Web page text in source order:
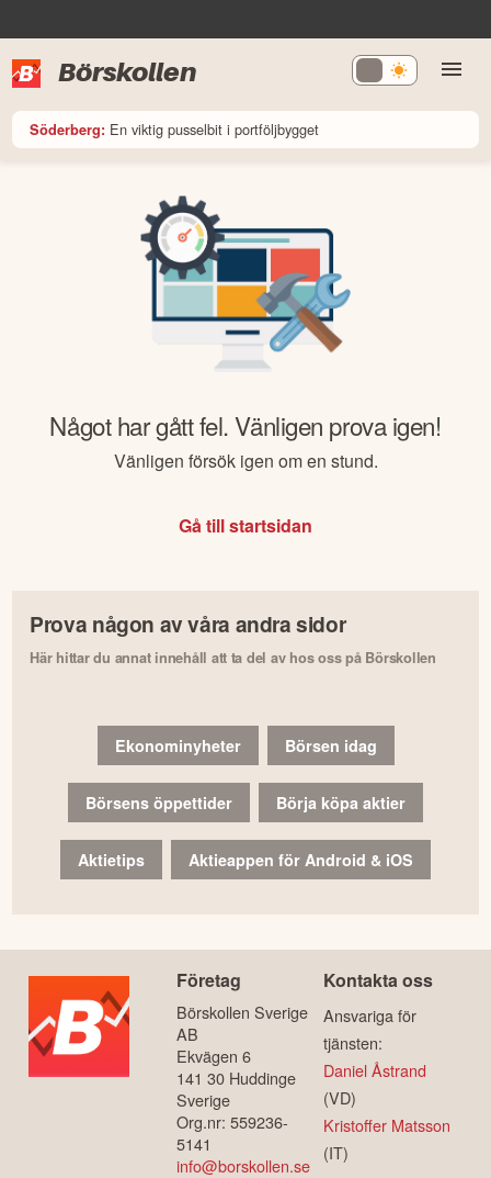
Börskollen
Söderberg: En viktig pusselbit i portföljbygget
Något har gått fel. Vänligen prova igen!
Vänligen försök igen om en stund.
Gå till startsidan
Prova någon av våra andra sidor
Här hittar du annat innehåll att ta del av hos oss på Börskollen
Ekonominyheter Börsen idag
Börsens öppettider Börja köpa aktier
Aktietips Aktieappen för Android & iOS
Företag
Börskollen Sverige
AB
Ekvägen 6
141 30 Huddinge
Sverige
Org.nr: 559236-
5141
info@borskollen.se
Kontakta oss
Ansvariga för
tjänsten:
Daniel Åstrand
(VD)
Kristoffer Matsson
(IT)